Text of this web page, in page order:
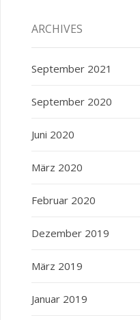
ARCHIVES
September 2021
September 2020
Juni 2020
März 2020
Februar 2020
Dezember 2019
März 2019
Januar 2019